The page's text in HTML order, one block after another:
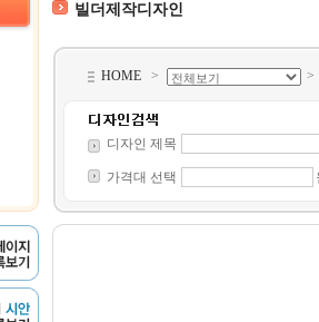
빌더제작디자인
HOME >
디자인 제목
가격대 선택